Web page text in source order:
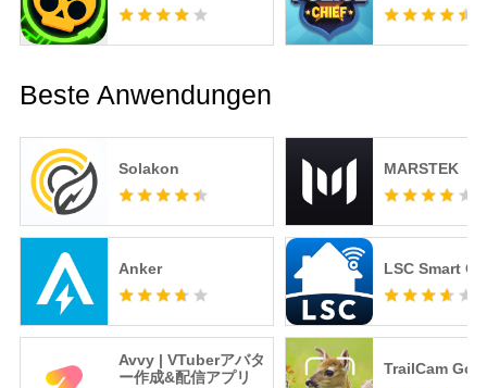
Beste Anwendungen
Solakon
Anker
Avvy | VTuberアバタ
ー作成&配信アプリ
MARSTEK
LSC Smart
TrailCam Go